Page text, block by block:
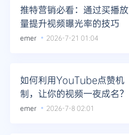
推特营销必看：通过买播放
量提升视频曝光率的技巧
emer 2026-7-21 01:04
如何利用YouTube点赞机
制，让你的视频一夜成名？
emer 2026-7-8 02:01